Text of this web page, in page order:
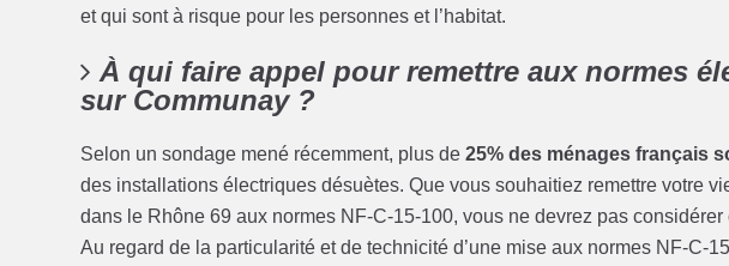
et qui sont à risque pour les personnes et l’habitat.
À qui faire appel pour remettre aux normes
sur Communay ?
Selon un sondage mené récemment, plus de25% des ménages français
des installations électriques désuètes. Que vous souhaitiez remettre votre
dans le Rhône 69 aux normes NF-C-15-100, vous ne devrez pas
Au regard de la particularité et de technicité d’une mise aux normes NF-C-